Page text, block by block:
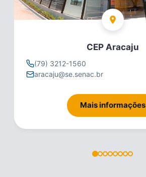
CEP Aracaju
(79) 3212-1560
aracaju@se.senac.br
Mais informações